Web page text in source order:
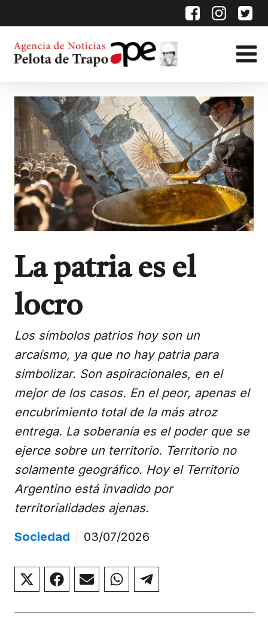
La patria es el
locro
Los símbolos patrios hoy son un
arcaísmo, ya que no hay patria para
simbolizar. Son aspiracionales, en el
mejor de los casos. En el peor, apenas el
encubrimiento total de la más atroz
entrega. La soberanía es el poder que se
ejerce sobre un territorio. Territorio no
solamente geográfico. Hoy el Territorio
Argentino está invadido por
territorialidades ajenas.
Sociedad
03/07/2026
Compartir
en
Compartir
en
Compartir
en
Compartir
en
Compartir
en